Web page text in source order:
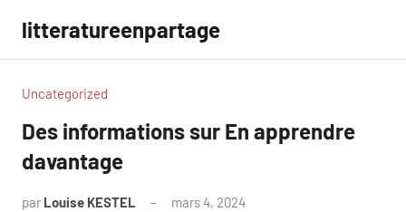
contenu
litteratureenpartage
Uncategorized
Des informations sur En apprendre
davantage
par Louise KESTEL mars 4, 2024